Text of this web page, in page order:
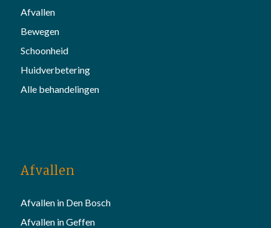
Afvallen
Bewegen
Schoonheid
Huidverbetering
Alle behandelingen
Afvallen
Afvallen in Den Bosch
Afvallen in Geffen